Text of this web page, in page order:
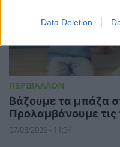
Data Deletion
ΠΕΡΙΒΑΛΛΟΝ
Βάζουμε τα μπάζα
Προλαμβάνουμε τις
07/08/2026 - 11:34